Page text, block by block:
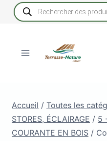
Recherche
de
produits
Accueil / Toutes les
STORES, ÉCLAIRAGE / 5
COURANTE EN BOIS /